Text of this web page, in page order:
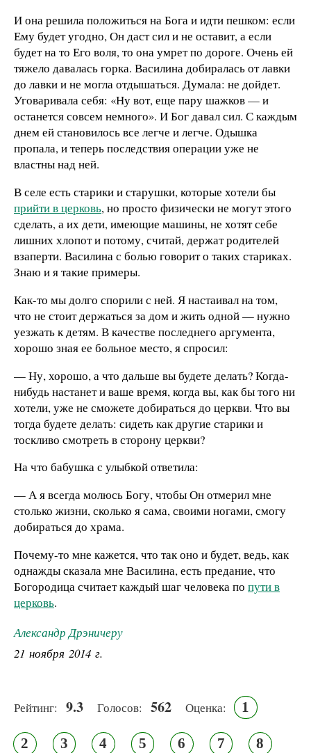
И она решила положиться на Бога и идти пешком: если
Ему будет угодно, Он даст сил и не оставит, а если
будет на то Его воля, то она умрет по дороге. Очень ей
тяжело давалась горка. Василина добиралась от лавки
до лавки и не могла отдышаться. Думала: не дойдет.
Уговаривала себя: «Ну вот, еще пару шажков — и
останется совсем немного». И Бог давал сил. С каждым
днем ей становилось все легче и легче. Одышка
пропала, и теперь последствия операции уже не
властны над ней.
В селе есть старики и старушки, которые хотели бы
прийти в церковь, но просто физически не могут этого
сделать, а их дети, имеющие машины, не хотят себе
лишних хлопот и потому, считай, держат родителей
взаперти. Василина с болью говорит о таких стариках.
Знаю и я такие примеры.
Как-то мы долго спорили с ней. Я настаивал на том,
что не стоит держаться за дом и жить одной — нужно
уезжать к детям. В качестве последнего аргумента,
хорошо зная ее больное место, я спросил:
— Ну, хорошо, а что дальше вы будете делать? Когда-
нибудь настанет и ваше время, когда вы, как бы того ни
хотели, уже не сможете добираться до церкви. Что вы
тогда будете делать: сидеть как другие старики и
тоскливо смотреть в сторону церкви?
На что бабушка с улыбкой ответила:
— А я всегда молюсь Богу, чтобы Он отмерил мне
столько жизни, сколько я сама, своими ногами, смогу
добираться до храма.
Почему-то мне кажется, что так оно и будет, ведь, как
однажды сказала мне Василина, есть предание, что
Богородица считает каждый шаг человека по пути в
церковь.
Александр Дрэничеру
21 ноября 2014 г.
Рейтинг: 9.3 Голосов: 562 Оценка: 1
2 3 4 5 6 7 8